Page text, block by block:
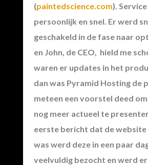
(paintedscience.com).
persoonlijk en snel. Er werd
geschakeld in de fase naar
en John, de CEO, hield me
waren er updates in het
dan was Pyramid Hosting de
meteen een voorstel deed
nog meer actueel te
eerste bericht dat de website
was werd deze in een paar
veelvuldig bezocht en werd